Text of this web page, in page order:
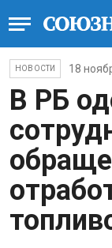
НОВОСТИ 18
В РБ